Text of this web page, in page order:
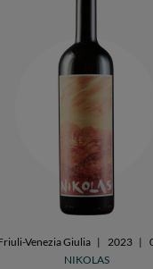
Venezia Giulia | 2023 |
NIKOLAS